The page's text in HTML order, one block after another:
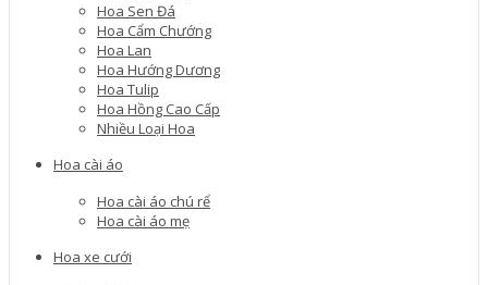
Hoa Sen Đá
Hoa Cẩm Chướng
Hoa Lan
Hoa Hướng Dương
Hoa Tulip
Hoa Hồng Cao Cấp
Nhiều Loại Hoa
Hoa cài áo
Hoa cài áo chú rể
Hoa cài áo mẹ
Hoa xe cưới